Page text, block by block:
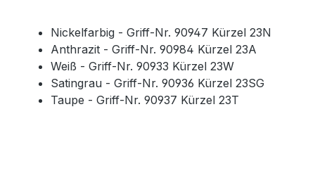
Nickelfarbig - Griff-Nr. 90947 Kürzel 23N
Anthrazit - Griff-Nr. 90984 Kürzel 23A
Weiß - Griff-Nr. 90933 Kürzel 23W
Satingrau - Griff-Nr. 90936 Kürzel 23SG
Taupe - Griff-Nr. 90937 Kürzel 23T